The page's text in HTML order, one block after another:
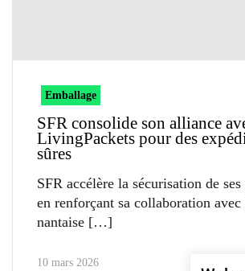
Emballage
SFR consolide son alliance
LivingPackets pour des
sûres
SFR accélère la sécurisation de
en renforçant sa collaboration
nantaise
10 mars 2026